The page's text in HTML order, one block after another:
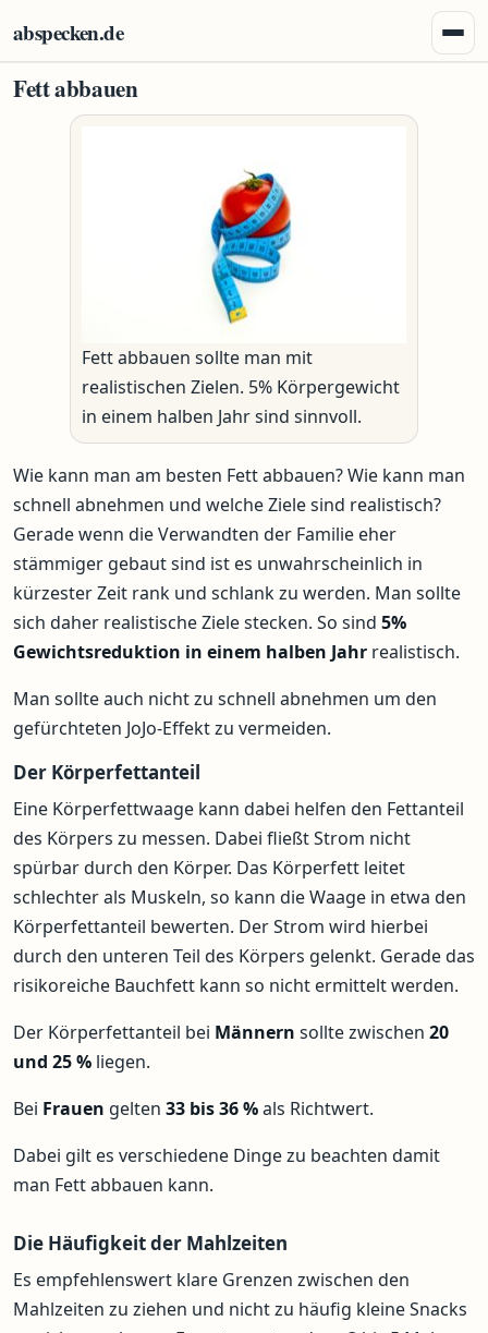
abspecken.de
Fett abbauen
Fett abbauen sollte man mit
realistischen Zielen. 5% Körpergewicht
in einem halben Jahr sind sinnvoll.
Wie kann man am besten Fett abbauen? Wie kann man
schnell abnehmen und welche Ziele sind realistisch?
Gerade wenn die Verwandten der Familie eher
stämmiger gebaut sind ist es unwahrscheinlich in
kürzester Zeit rank und schlank zu werden. Man sollte
sich daher realistische Ziele stecken. So sind 5%
Gewichtsreduktion in einem halben Jahr realistisch.
Man sollte auch nicht zu schnell abnehmen um den
gefürchteten JoJo-Effekt zu vermeiden.
Der Körperfettanteil
Eine Körperfettwaage kann dabei helfen den Fettanteil
des Körpers zu messen. Dabei fließt Strom nicht
spürbar durch den Körper. Das Körperfett leitet
schlechter als Muskeln, so kann die Waage in etwa den
Körperfettanteil bewerten. Der Strom wird hierbei
durch den unteren Teil des Körpers gelenkt. Gerade das
risikoreiche Bauchfett kann so nicht ermittelt werden.
Der Körperfettanteil bei Männern sollte zwischen 20
und 25 % liegen.
Bei Frauen gelten 33 bis 36 %als Richtwert.
Dabei gilt es verschiedene Dinge zu beachten damit
man Fett abbauen kann.
Die Häufigkeit der Mahlzeiten
Es empfehlenswert klare Grenzen zwischen den
Mahlzeiten zu ziehen und nicht zu häufig kleine Snacks